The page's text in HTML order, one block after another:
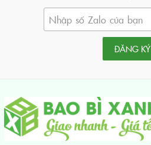
ĐĂNG KÝ